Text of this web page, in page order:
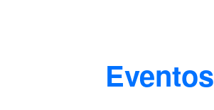
Eventos